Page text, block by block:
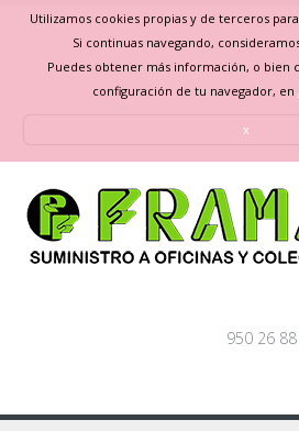
Utilizamos cookies propias y de terceros
Si continuas navegando,
Puedes obtener más información, o bien
configuración de tu navegador, en
x
950 26